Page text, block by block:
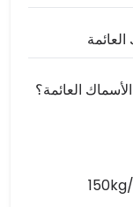
العائمة؟